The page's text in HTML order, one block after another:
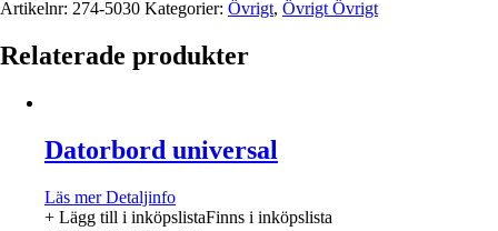
Artikelnr: 274-5030 Kategorier: Övrigt, Övrigt Övrigt
Relaterade produkter
Datorbord universal
Läs merDetaljinfo
+ Lägg till i inköpslistaFinns i inköpslista